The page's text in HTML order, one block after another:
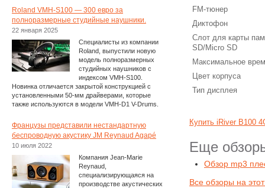
FM-тюнер
Диктофон
Слот для карты
SD/Micro SD
Максимальное
Цвет корпуса
Тип дисплея
Купить iRiver B100
Еще
Обзор mp3
Все обзоры на
Roland VMH-S100 — 300 евро за
полноразмерные студийные наушники.
22 января 2025
Специалисты из компании
Roland, выпустили новую
модель полноразмерных
студийных наушников с
индексом VMH-S100.
Новинка отличается закрытой конструкцией с
установленными 50-мм драйверами, которые
также используются в модели VMH-D1 V-Drums.
Французы представили нестандартную
беспроводную акустику JM Reynaud Agapé
10 июля 2022
Компания Jean-Marie
Reynaud,
специализирующаяся на
производстве акустических